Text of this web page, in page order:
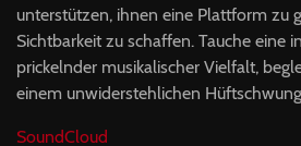
unterstützen, ihnen eine Plattform zu
Sichtbarkeit zu schaffen. Tauche eine
prickelnder musikalischer Vielfalt,
einem unwiderstehlichen
SoundCloud